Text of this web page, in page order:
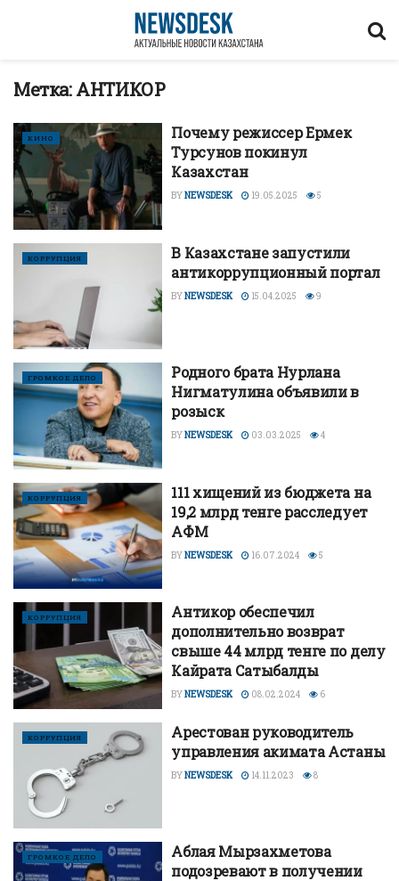
Метка:АНТИКОР
КИНО
Почему режиссер Ермек
Турсунов покинул
Казахстан
BYNEWSDESK 19.05.2025 5
КОРРУПЦИЯ
В Казахстане запустили
антикоррупционный портал
BYNEWSDESK 15.04.2025 9
ГРОМКОЕ ДЕЛО
Родного брата Нурлана
Нигматулина объявили в
розыск
BYNEWSDESK 03.03.2025 4
КОРРУПЦИЯ
111 хищений из бюджета на
19,2 млрд тенге расследует
АФМ
BYNEWSDESK 16.07.2024 5
КОРРУПЦИЯ
Антикор обеспечил
дополнительно возврат
свыше 44 млрд тенге по делу
Кайрата Сатыбалды
BYNEWSDESK 08.02.2024 6
КОРРУПЦИЯ
Арестован руководитель
управления акимата Астаны
BYNEWSDESK 14.11.2023 8
ГРОМКОЕ ДЕЛО
Аблая Мырзахметова
подозревают в получении